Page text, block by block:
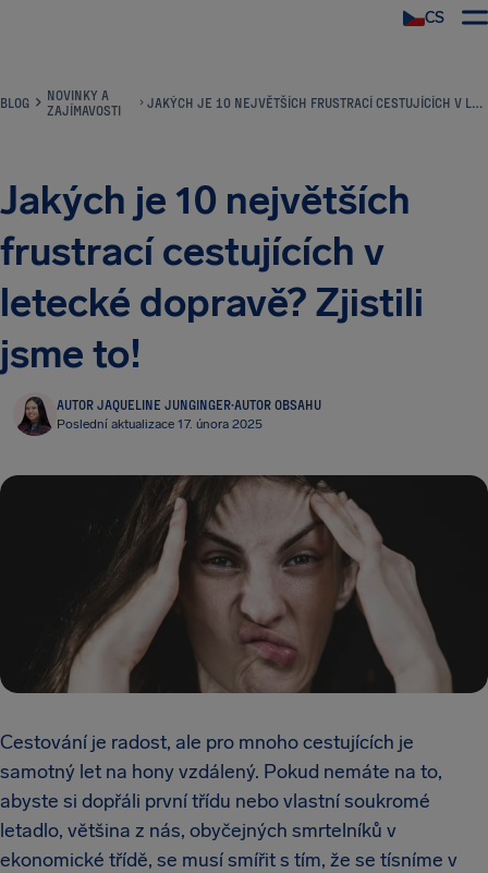
CS
BLOG
NOVINKY A
ZAJÍMAVOSTI
JAKÝCH JE 10 NEJVĚTŠÍCH FRUSTRACÍ CESTUJÍCÍCH V LETECKÉ DOPRAVĚ? ZJISTILI JSME TO!
Jakých je 10 největších
frustrací cestujících v
letecké dopravě? Zjistili
jsme to!
AUTOR JAQUELINE JUNGINGER·AUTOR OBSAHU
Poslední aktualizace 17. února 2025
Cestování je radost, ale pro mnoho cestujících je
samotný let na hony vzdálený. Pokud nemáte na to,
abyste si dopřáli první třídu nebo vlastní soukromé
letadlo, většina z nás, obyčejných smrtelníků v
ekonomické třídě, se musí smířit s tím, že se tísníme v